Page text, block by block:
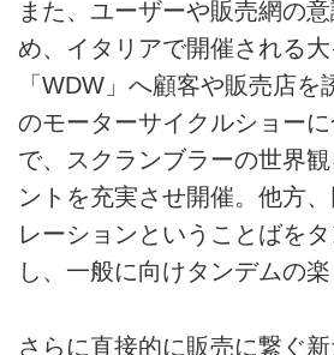
また、ユーザーや販売網の
め、イタリアで開催される大
「WDW」へ顧客や販売店
のモーターサイクルショー
で、スクランブラーの世界
ントを充実させ開催。他方
レーションということばを
し、一般に向けタンデムの楽
さらに直接的に販売に繋ぐ新